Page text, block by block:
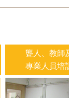
聾人、教師
專業人員培